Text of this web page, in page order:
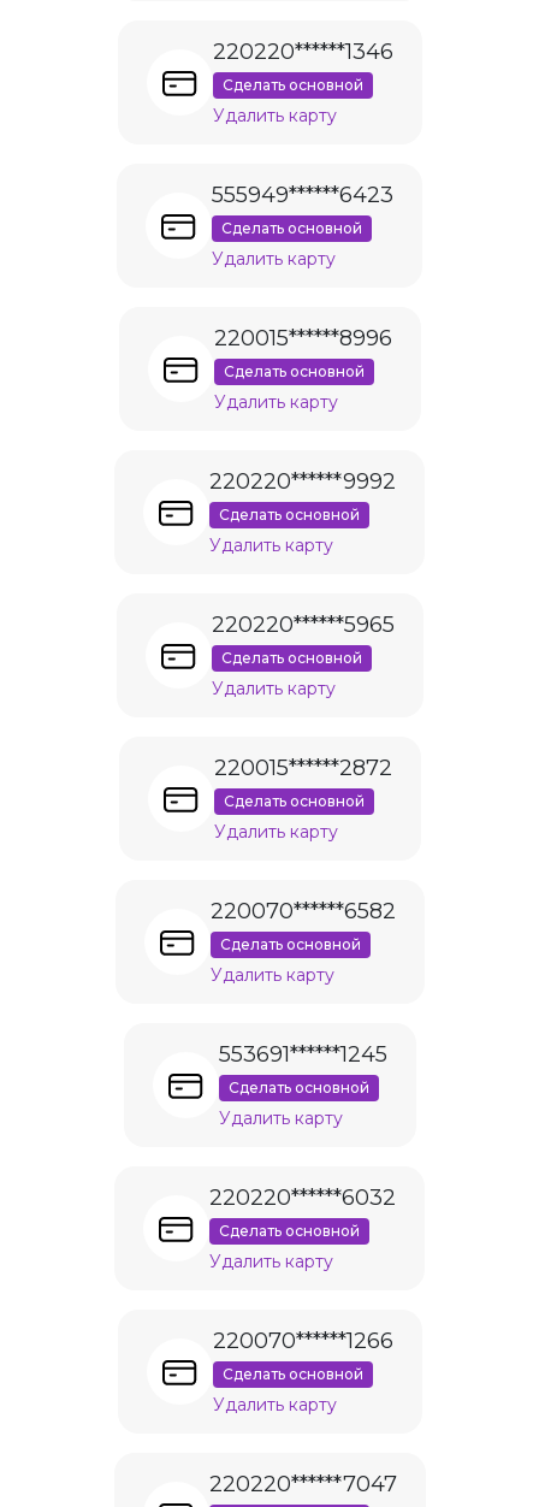
220220******1346
Сделать основной
Удалить карту
555949******6423
Сделать основной
Удалить карту
220015******8996
Сделать основной
Удалить карту
220220******9992
Сделать основной
Удалить карту
220220******5965
Сделать основной
Удалить карту
220015******2872
Сделать основной
Удалить карту
220070******6582
Сделать основной
Удалить карту
553691******1245
Сделать основной
Удалить карту
220220******6032
Сделать основной
Удалить карту
220070******1266
Сделать основной
Удалить карту
220220******7047